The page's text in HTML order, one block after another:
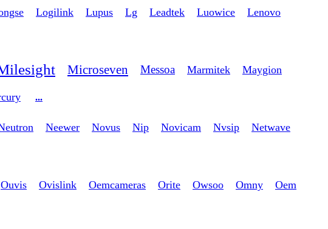
Logilink Lupus Lg Leadtek Luowice Lenovo
Microseven Messoa Marmitek Maygion
...
Neewer Novus Nip Novicam Nvsip Netwave
Ouvis Ovislink Oemcameras Orite Owsoo Omny Oem